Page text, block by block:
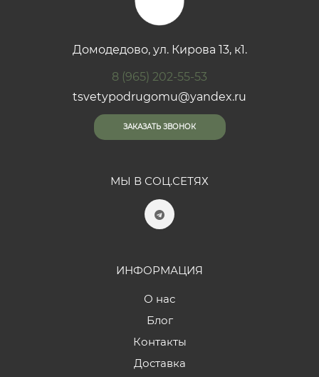
Домодедово, ул. Кирова 13, к1.
8 (965) 202-55-53
tsvetypodrugomu@yandex.ru
ЗАКАЗАТЬ ЗВОНОК
МЫ В СОЦ.СЕТЯХ
ИНФОРМАЦИЯ
О нас
Блог
Контакты
Доставка